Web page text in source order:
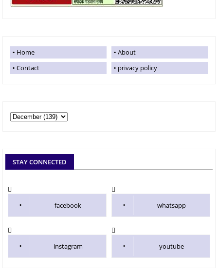
Home
About
Contact
privacy policy
STAY CONNECTED
facebook whatsapp
instagram youtube